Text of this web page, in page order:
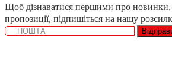
Щоб дізнаватися першими про новинки,
пропозиції, підпишіться на нашу